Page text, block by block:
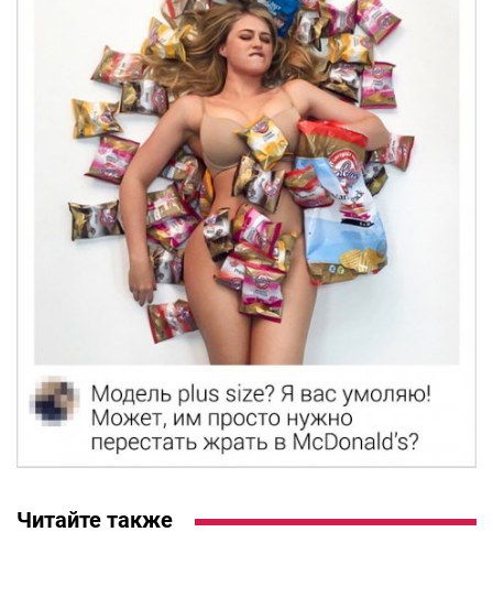
Читайте также